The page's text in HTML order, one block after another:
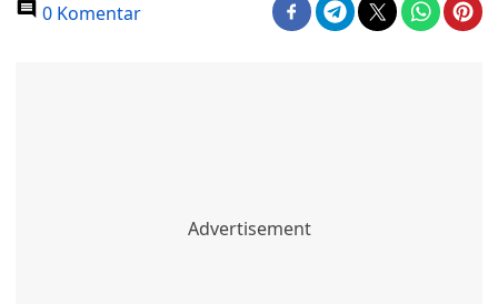
0 Komentar